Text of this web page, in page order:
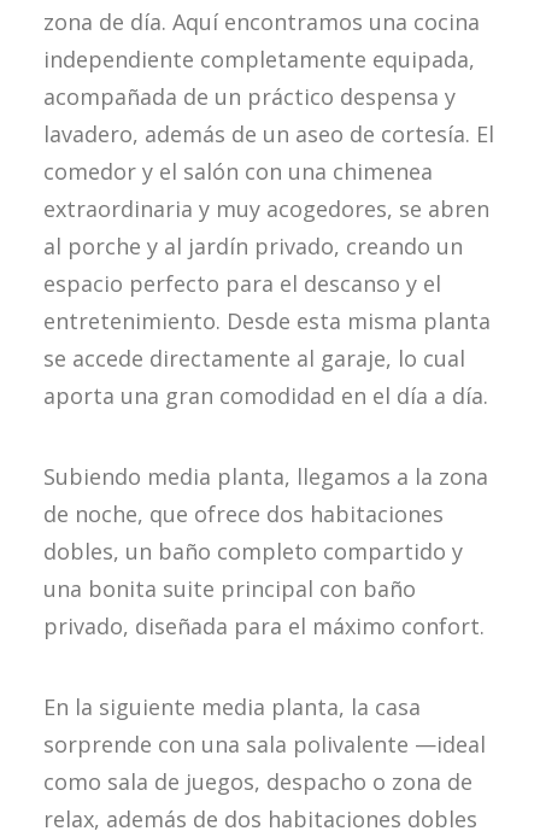
zona de día. Aquí encontramos una cocina
independiente completamente equipada,
acompañada de un práctico despensa y
lavadero, además de un aseo de cortesía. El
comedor y el salón con una chimenea
extraordinaria y muy acogedores, se abren
al porche y al jardín privado, creando un
espacio perfecto para el descanso y el
entretenimiento. Desde esta misma planta
se accede directamente al garaje, lo cual
aporta una gran comodidad en el día a día.
Subiendo media planta, llegamos a la zona
de noche, que ofrece dos habitaciones
dobles, un baño completo compartido y
una bonita suite principal con baño
privado, diseñada para el máximo confort.
En la siguiente media planta, la casa
sorprende con una sala polivalente —ideal
como sala de juegos, despacho o zona de
relax, además de dos habitaciones dobles